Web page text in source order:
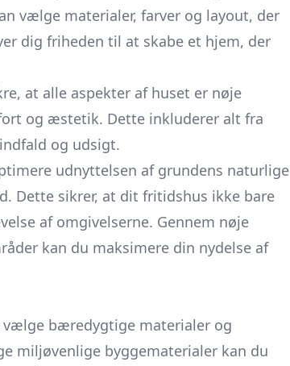
vælge materialer, farver og layout, der
dig friheden til at skabe et hjem, der
at alle aspekter af huset er nøje
og æstetik. Dette inkluderer alt fra
og udsigt.
udnyttelsen af grundens naturlige
Dette sikrer, at dit fritidshus ikke bare
af omgivelserne. Gennem nøje
kan du maksimere din nydelse af
bæredygtige materialer og
miljøvenlige byggematerialer kan du